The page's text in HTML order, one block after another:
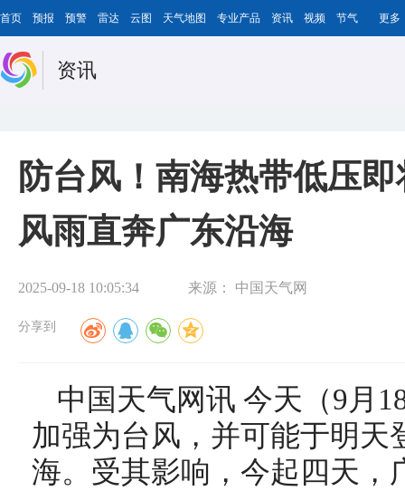
首页 预报 预警 雷达 云图 天气地图 专业产品 资讯 视频 节气 更多
资讯
防台风！南海热带低压
风雨直奔广东沿海
2025-09-18 10:05:34 来源： 中国天气网
分享到
中国天气网讯 今天（9月
加强为台风，并可能于明天
海。受其影响，今起四天，